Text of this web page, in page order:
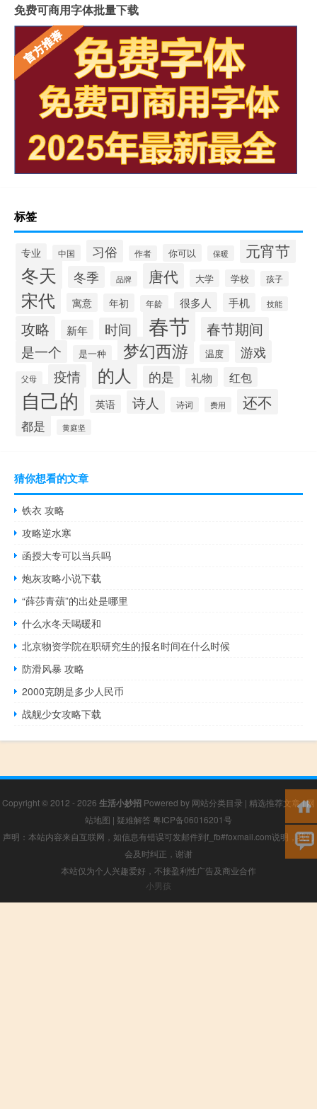
免费可商用字体批量下载
标签
专业 中国 习俗 作者 你可以 保暖 元宵节
冬天 冬季 品牌 唐代 大学 学校 孩子
宋代 寓意 年初 年龄 很多人 手机 技能
攻略 新年 时间 春节 春节期间
是一个 是一种 梦幻西游 温度 游戏
父母 疫情 的人 的是 礼物 红包
自己的 英语 诗人 诗词 费用 还不
都是 黄庭坚
猜你想看的文章
铁衣 攻略
攻略逆水寒
函授大专可以当兵吗
炮灰攻略小说下载
“薛莎青薠”的出处是哪里
什么水冬天喝暖和
北京物资学院在职研究生的报名时间在什么时候
防滑风暴 攻略
2000克朗是多少人民币
战舰少女攻略下载
Copyright © 2012 - 2026 生活小妙招 Powered by 网站分类目录 | 精选推荐文章|网
站地图 | 疑难解答 粤ICP备06016201号
声明：本站内容来自互联网，如信息有错误可发邮件到f_fb#foxmail.com说明，我们
会及时纠正，谢谢
本站仅为个人兴趣爱好，不接盈利性广告及商业合作
小男孩